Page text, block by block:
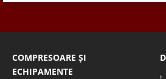
COMPRESOARE ȘI
ECHIPAMENTE